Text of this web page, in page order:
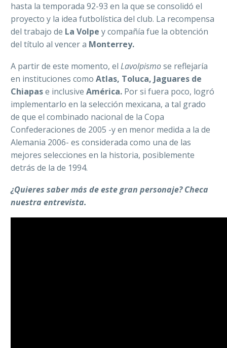
hasta la temporada 92-93 en la que se consolidó el
proyecto y la idea futbolística del club. La recompensa
del trabajo de La Volpe y compañía fue la obtención
del título al vencer a Monterrey.
A partir de este momento, el Lavolpismose reflejaría
en instituciones como Atlas, Toluca, Jaguares de
Chiapase inclusive América. Por si fuera poco, logró
implementarlo en la selección mexicana, a tal grado
de que el combinado nacional de la Copa
Confederaciones de 2005 -y en menor medida a la de
Alemania 2006- es considerada como una de las
mejores selecciones en la historia, posiblemente
detrás de la de 1994.
¿Quieres saber más de este gran personaje? Checa
nuestra entrevista.